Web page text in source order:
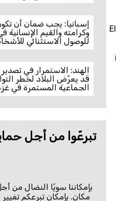
إسبانيا: يجب ضمان أن
وكرامته والقيم
للوصول الاستثنائي
الهند: الاستمرار في
قد يعرّض البلاد لخطر
الجماعية المستمرة في
تبرعّوا من أجل
بإمكاننا سويًا النضال من
مكان. بإمكان تبرعكم